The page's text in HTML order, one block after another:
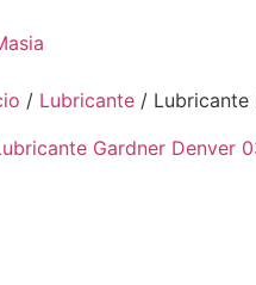
/ Lubricante / Lubricante